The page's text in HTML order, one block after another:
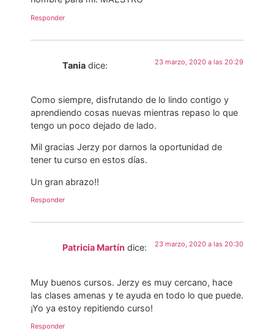
Responder
Tania dice: 23 marzo, 2020 a las 20:29
Como siempre, disfrutando de lo lindo contigo y
aprendiendo cosas nuevas mientras repaso lo que
tengo un poco dejado de lado.
Mil gracias Jerzy por darnos la oportunidad de
tener tu curso en estos días.
Un gran abrazo!!
Responder
Patricia Martín dice: 23 marzo, 2020 a las 20:30
Muy buenos cursos. Jerzy es muy cercano, hace
las clases amenas y te ayuda en todo lo que puede.
¡Yo ya estoy repitiendo curso!
Responder